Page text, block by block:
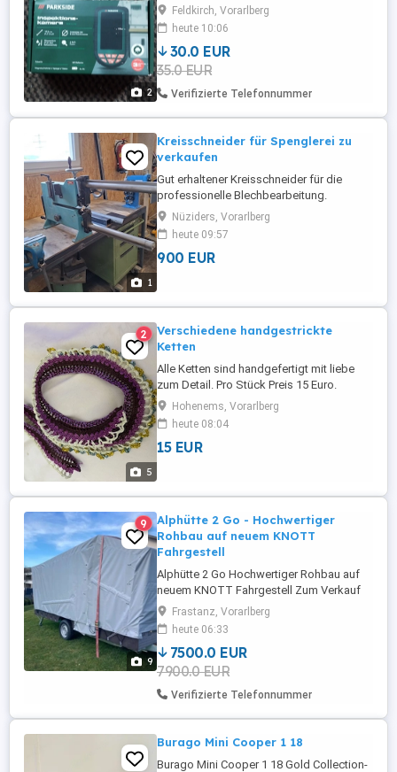
2
Beschreibung 1x verwendet.
Feldkirch, Vorarlberg
heute 10:06
30.0 EUR
35.0 EUR
Verifizierte Telefonnummer
1
Kreisschneider für Spenglerei zu
verkaufen
Gut erhaltener Kreisschneider für die
professionelle Blechbearbeitung.
Technisch einwandfrei und sofort
einsatzbereit. - mehr Information bitte per
Telefon.
Nüziders, Vorarlberg
heute 09:57
900 EUR
5
2
Verschiedene handgestrickte
Ketten
Alle Ketten sind handgefertigt mit liebe
zum Detail. Pro Stück Preis 15 Euro.
Hohenems, Vorarlberg
heute 08:04
15 EUR
9
9
Alphütte 2 Go - Hochwertiger
Rohbau auf neuem KNOTT
Fahrgestell
Alphütte 2 Go Hochwertiger Rohbau auf
neuem KNOTT Fahrgestell Zum Verkauf
steht meine handgefertigte Alphütte 2 Go,
- ein hochwertiger Rohbau mit viel
vorhandenem Material zur Fertigstellung.
Der Aufbau besteht aus 12 mm 3-
Schichtplatten, gedämmt mit 30 mm Hanf
und mit Unterspannbahn gegen
Feuchtigkeit ...
Frastanz, Vorarlberg
heute 06:33
7500.0 EUR
7900.0 EUR
Verifizierte Telefonnummer
Burago Mini Cooper 1 18
Burago Mini Cooper 1 18 Gold Collection-